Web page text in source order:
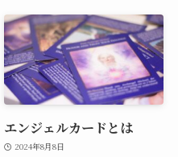
エンジェルカードとは
2024年8月8日